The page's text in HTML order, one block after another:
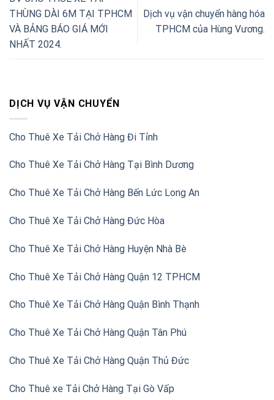
DỊCH VỤ VẬN CHUYỂN
Cho Thuê Xe Tải Chở Hàng Đi Tỉnh
Cho Thuê Xe Tải Chở Hàng Tại Bình Dương
Cho Thuê Xe Tải Chở Hàng Bến Lức Long An
Cho Thuê Xe Tải Chở Hàng Đức Hòa
Cho Thuê Xe Tải Chở Hàng Huyện Nhà Bè
Cho Thuê Xe Tải Chở Hàng Quận 12 TPHCM
Cho Thuê Xe Tải Chở Hàng Quận Bình Thạnh
Cho Thuê Xe Tải Chở Hàng Quận Tân Phú
Cho Thuê Xe Tải Chở Hàng Quận Thủ Đức
Cho Thuê xe Tải Chở Hàng Tại Gò Vấp
THÙNG DÀI 6M TẠI TPHCM
VÀ BẢNG BÁO GIÁ MỚI
NHẤT 2024.
Dịch vụ vận chuyển hàng hóa
TPHCM của Hùng Vương.